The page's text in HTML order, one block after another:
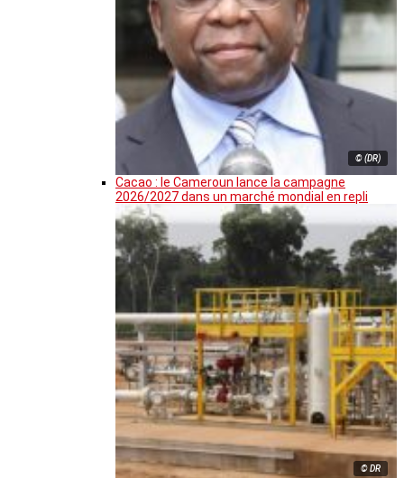
© (DR)
Cacao : le Cameroun lance la campagne
2026/2027 dans un marché mondial en repli
© DR